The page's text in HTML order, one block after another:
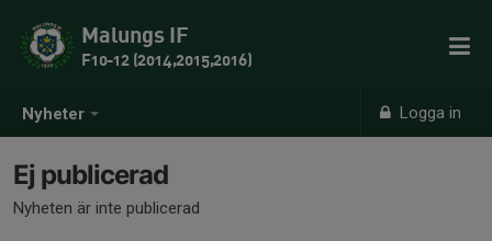
Nyheter Logga in
Malungs IF
F10-12 (2014,2015,2016)
Ej publicerad
Nyheten är inte publicerad